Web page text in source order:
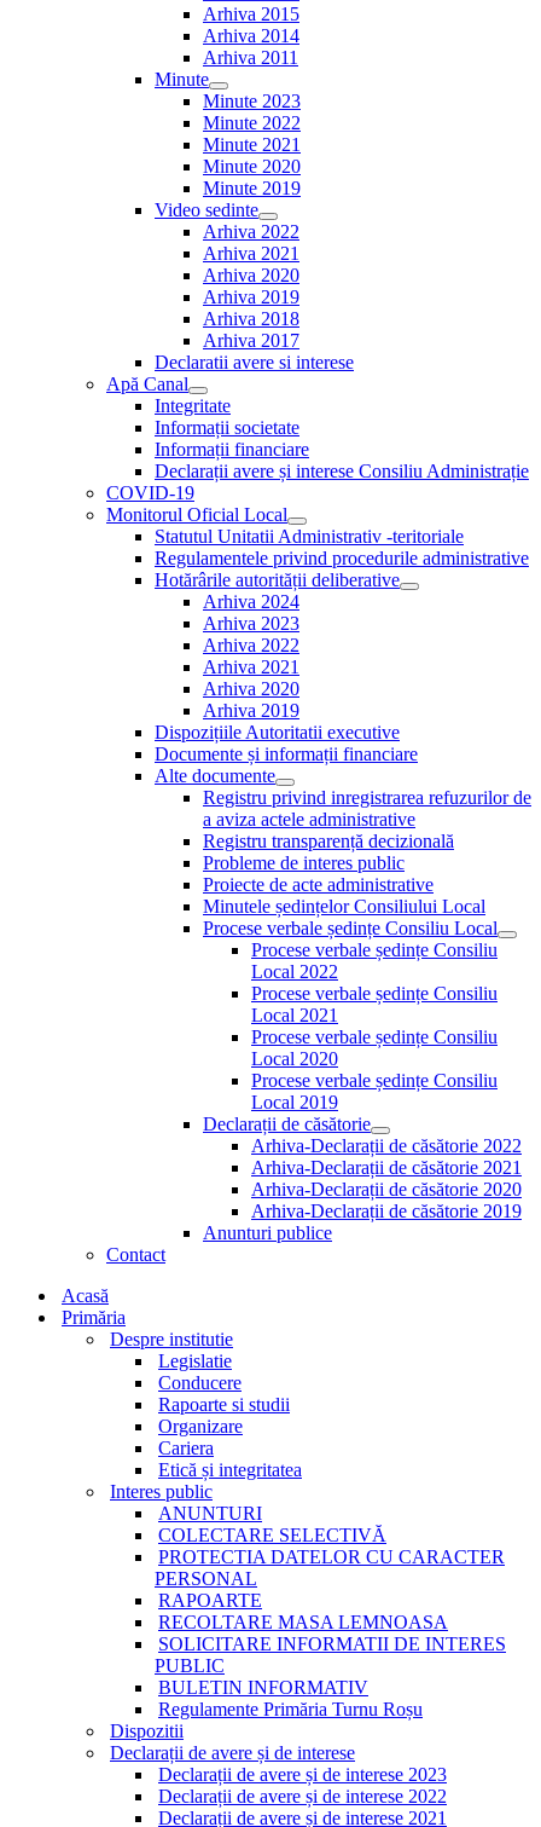
Arhiva 2015
Arhiva 2014
Arhiva 2011
Minute
Show
sub
menu
Minute 2023
Minute 2022
Minute 2021
Minute 2020
Minute 2019
Video sedinte
Show
sub
menu
Arhiva 2022
Arhiva 2021
Arhiva 2020
Arhiva 2019
Arhiva 2018
Arhiva 2017
Declaratii avere si interese
Apă Canal
Show
sub
menu
Integritate
Informații societate
Informații financiare
Declarații avere și interese Consiliu Administrație
COVID-19
Monitorul Oficial Local
Show
sub
menu
Statutul Unitatii Administrativ -teritoriale
Regulamentele privind procedurile administrative
Hotărârile autorității deliberative
Show
Arhiva 2024
Arhiva 2023
Arhiva 2022
Arhiva 2021
Arhiva 2020
Arhiva 2019
Dispozițiile Autoritatii executive
Documente și informații financiare
Alte documente
Show
sub
menu
Registru privind inregistrarea refuzurilor de
a aviza actele administrative
Registru transparență decizională
Probleme de interes public
Proiecte de acte administrative
Minutele ședințelor Consiliului Local
Procese verbale ședințe Consiliu Local
Procese verbale ședințe Consiliu
Local 2022
Procese verbale ședințe Consiliu
Local 2021
Procese verbale ședințe Consiliu
Local 2020
Procese verbale ședințe Consiliu
Local 2019
Declarații de căsătorie
Show
sub
menu
Arhiva-Declarații de căsătorie 2022
Arhiva-Declarații de căsătorie 2021
Arhiva-Declarații de căsătorie 2020
Arhiva-Declarații de căsătorie 2019
Anunturi publice
Contact
Acasă
Primăria
Despre institutie
Legislatie
Conducere
Rapoarte si studii
Organizare
Cariera
Etică și integritatea
Interes public
ANUNTURI
COLECTARE SELECTIVĂ
PROTECTIA DATELOR CU CARACTER
PERSONAL
RAPOARTE
RECOLTARE MASA LEMNOASA
SOLICITARE INFORMATII DE INTERES
PUBLIC
BULETIN INFORMATIV
Regulamente Primăria Turnu Roșu
Dispozitii
Declarații de avere și de interese
Declarații de avere și de interese 2023
Declarații de avere și de interese 2022
Declarații de avere și de interese 2021